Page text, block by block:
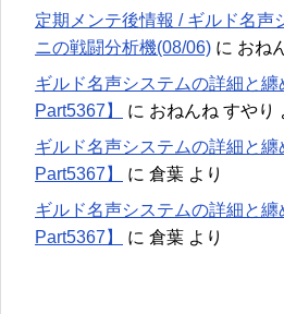
定期メンテ後情報 / ギルド名声
ニの戦闘分析機(08/06) に おね
ギルド名声システムの詳細と
Part5367】
に おねんね すやり
ギルド名声システムの詳細と
Part5367】
に 倉葉 より
ギルド名声システムの詳細と
Part5367】
に 倉葉 より